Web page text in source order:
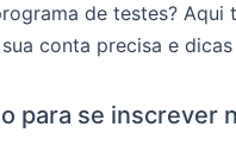
de testes?
conta precisa e
para se inscrever